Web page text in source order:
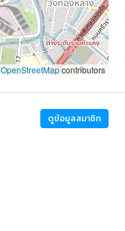
OpenStreetMapcontributors
ดูข้อมูลสมาชิก